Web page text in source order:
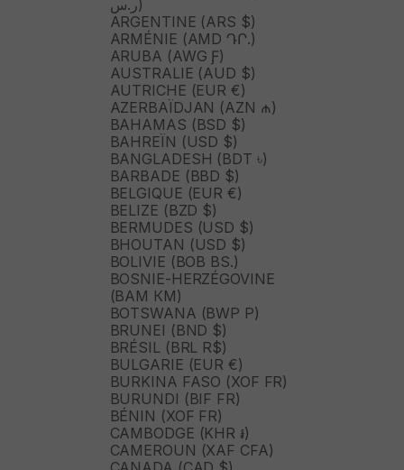
ر.س)
ARGENTINE (ARS $)
ARMÉNIE (AMD ԴՐ.)
ARUBA (AWG Ƒ)
AUSTRALIE (AUD $)
AUTRICHE (EUR €)
AZERBAÏDJAN (AZN ₼)
BAHAMAS (BSD $)
BAHREÏN (USD $)
BANGLADESH (BDT ৳)
BARBADE (BBD $)
BELGIQUE (EUR €)
BELIZE (BZD $)
BERMUDES (USD $)
BHOUTAN (USD $)
BOLIVIE (BOB BS.)
BOSNIE-HERZÉGOVINE
(BAM КМ)
BOTSWANA (BWP P)
BRUNEI (BND $)
BRÉSIL (BRL R$)
BULGARIE (EUR €)
BURKINA FASO (XOF FR)
BURUNDI (BIF FR)
BÉNIN (XOF FR)
CAMBODGE (KHR ៛)
CAMEROUN (XAF CFA)